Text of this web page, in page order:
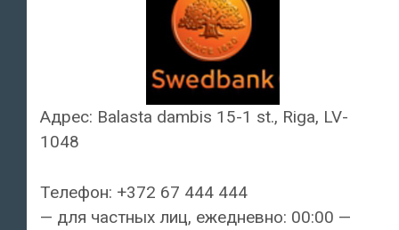
Адрес: Balasta dambis 15-1 st., Riga, LV-
1048
Телефон: +372 67 444 444
— для частных лиц, ежедневно: 00:00 —